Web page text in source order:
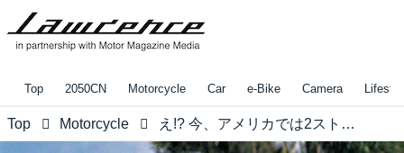
Top 2050CN Motorcycle Car e-Bike Camera
Top Motorcycle え!? 今、アメリカでは2ストローク250ccレーサーレプリカを登録することができるの・・・・!?